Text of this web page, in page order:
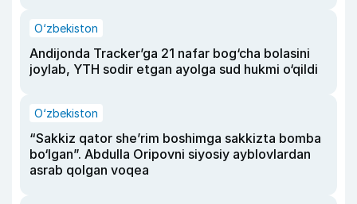
O‘zbekiston
Andijonda Tracker’ga 21 nafar bog‘cha bolasini
joylab, YTH sodir etgan ayolga sud hukmi o‘qildi
O‘zbekiston
“Sakkiz qator she’rim boshimga sakkizta bomba
bo‘lgan”. Abdulla Oripovni siyosiy ayblovlardan
asrab qolgan voqea